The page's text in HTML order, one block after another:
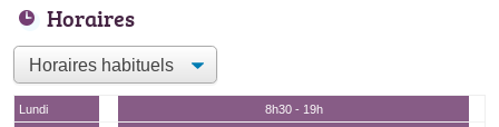
Horaires
Lundi
8h30 - 19h